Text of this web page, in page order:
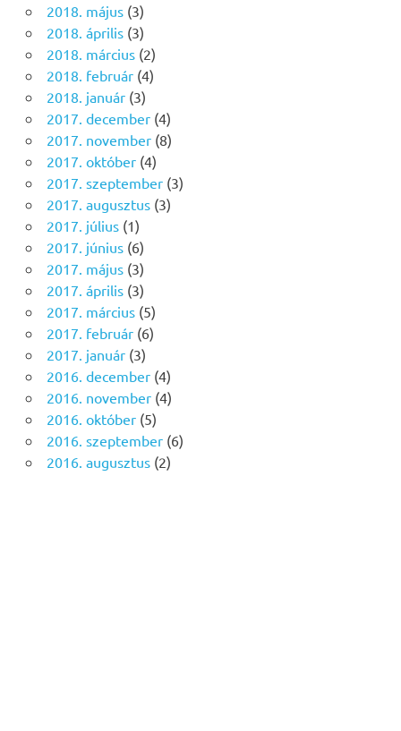
2018. május(3)
2018. április(3)
2018. március(2)
2018. február(4)
2018. január(3)
2017. december(4)
2017. november(8)
2017. október(4)
2017. szeptember(3)
2017. augusztus(3)
2017. július(1)
2017. június(6)
2017. május(3)
2017. április(3)
2017. március(5)
2017. február(6)
2017. január(3)
2016. december(4)
2016. november(4)
2016. október(5)
2016. szeptember(6)
2016. augusztus(2)